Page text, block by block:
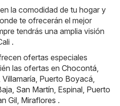
la comodidad de tu hogar y
te ofrecerán el mejor
tendrás una amplia visión
.
ofertas especiales
las ofertas en Chocontá,
Villamaría, Puerto Boyacá,
, San Martín, Espinal, Puerto
Gil, Miraflores .